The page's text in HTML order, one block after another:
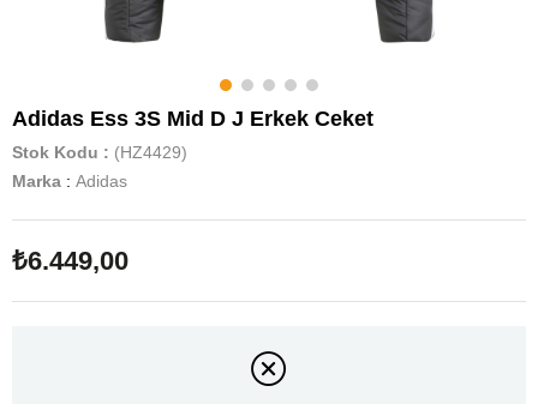
Adidas Ess 3S Mid D J Erkek Ceket
Stok Kodu
(HZ4429)
Marka : Adidas
₺6.449,00